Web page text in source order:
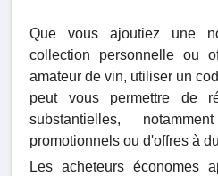
Que vous ajoutiez une
collection personnelle ou
amateur de vin, utiliser un
peut vous permettre de
substantielles,
promotionnels ou d'offres à
Les acheteurs économes